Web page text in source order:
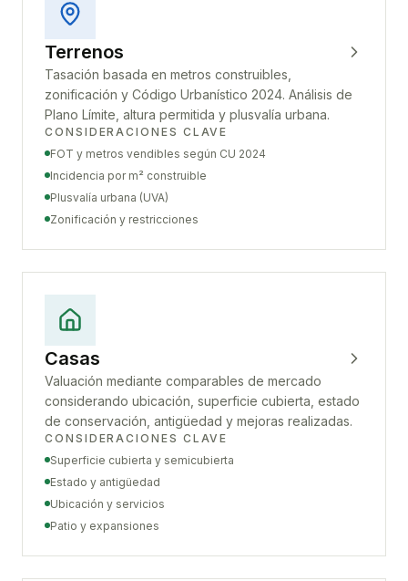
Terrenos
Tasación basada en metros construibles,
zonificación y Código Urbanístico 2024. Análisis de
Plano Límite, altura permitida y plusvalía urbana.
CONSIDERACIONES CLAVE
FOT y metros vendibles según CU 2024
Incidencia por m² construible
Plusvalía urbana (UVA)
Zonificación y restricciones
Casas
Valuación mediante comparables de mercado
considerando ubicación, superficie cubierta, estado
de conservación, antigüedad y mejoras realizadas.
CONSIDERACIONES CLAVE
Superficie cubierta y semicubierta
Estado y antigüedad
Ubicación y servicios
Patio y expansiones